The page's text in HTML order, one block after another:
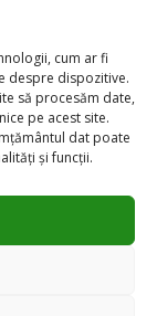
cum ar fi
despre dispozitive.
să procesăm date,
pe acest site.
dat poate
și funcții.